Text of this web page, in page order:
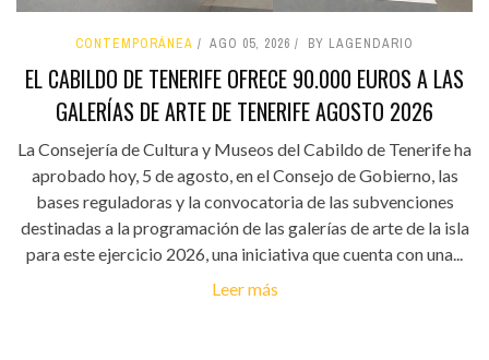
CONTEMPORÁNEA AGO 05, 2026 BY LAGENDARIO
EL CABILDO DE TENERIFE OFRECE 90.000 EUROS A LAS
GALERÍAS DE ARTE DE TENERIFE AGOSTO 2026
La Consejería de Cultura y Museos del Cabildo de Tenerife ha
aprobado hoy, 5 de agosto, en el Consejo de Gobierno, las
bases reguladoras y la convocatoria de las subvenciones
destinadas a la programación de las galerías de arte de la isla
para este ejercicio 2026, una iniciativa que cuenta con una...
Leer más